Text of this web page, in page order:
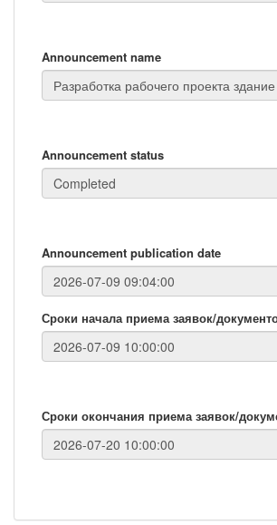
Announcement name
Announcement status
Announcement publication date
Сроки начала приема заявок/
Сроки окончания приема заявок/